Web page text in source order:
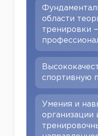
области
тренировки
спортивную
Умения и
организации